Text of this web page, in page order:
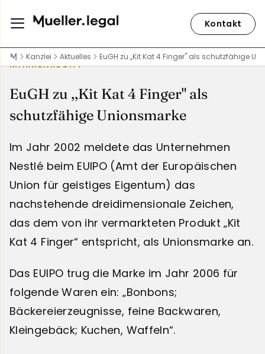
Kontakt
Kanzlei Aktuelles EuGH zu ,,Kit Kat 4 Finger" als schutzfähige
MARKENRECHT
EuGH zu ,,Kit Kat 4 Finger" als
schutzfähige Unionsmarke
Im Jahr 2002 meldete das Unternehmen
Nestlé beim EUIPO (Amt der Europäischen
Union für geistiges Eigentum) das
nachstehende dreidimensionale Zeichen,
das dem von ihr vermarkteten Produkt „Kit
Kat 4 Finger“ entspricht, als Unionsmarke an.
Das EUIPO trug die Marke im Jahr 2006 für
folgende Waren ein: „Bonbons;
Bäckereierzeugnisse, feine Backwaren,
Kleingebäck; Kuchen, Waffeln“.